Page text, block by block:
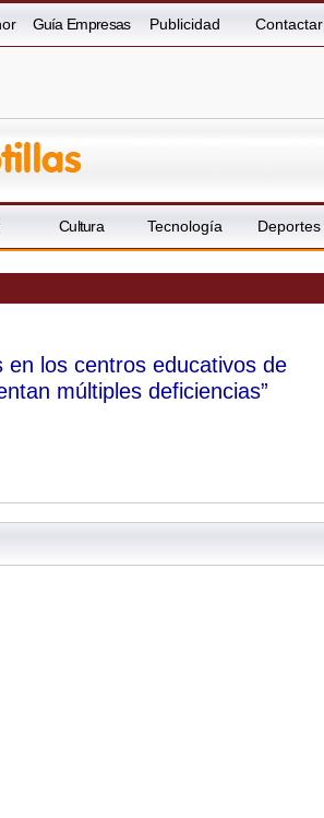
Guía Empresas Publicidad Contactar
Cultura Tecnología Deportes
los centros educativos de
múltiples deficiencias”